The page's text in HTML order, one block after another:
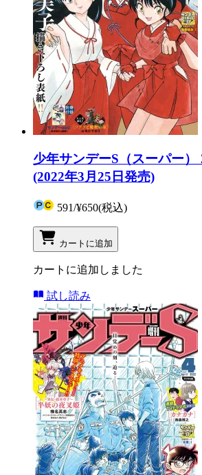
少年サンデーS（スーパー）
(2022年3月25日発売)
591/¥650(税込)
カートに追加
カートに追加しました
試し読み